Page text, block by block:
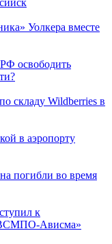
Уолкера вместе
освободить
складу Wildberries в
в аэропорту
погибли во время
к
Ависма»